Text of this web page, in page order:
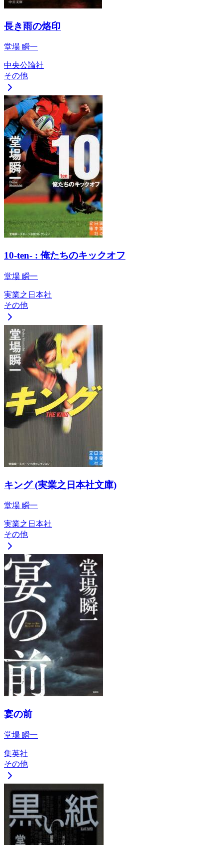
長き雨の烙印
堂場 瞬一
中央公論社
その他
10-ten- : 俺たちのキックオフ
堂場 瞬一
実業之日本社
その他
キング (実業之日本社文庫)
堂場 瞬一
実業之日本社
その他
宴の前
堂場 瞬一
集英社
その他